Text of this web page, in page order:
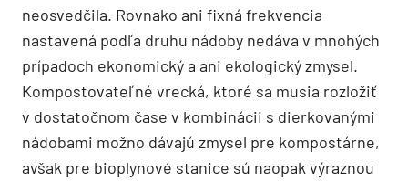
neosvedčila. Rovnako ani fixná frekvencia
nastavená podľa druhu nádoby nedáva v mnohých
prípadoch ekonomický a ani ekologický zmysel.
Kompostovateľné vrecká, ktoré sa musia rozložiť
v dostatočnom čase v kombinácii s dierkovanými
nádobami možno dávajú zmysel pre kompostárne,
avšak pre bioplynové stanice sú naopak výraznou